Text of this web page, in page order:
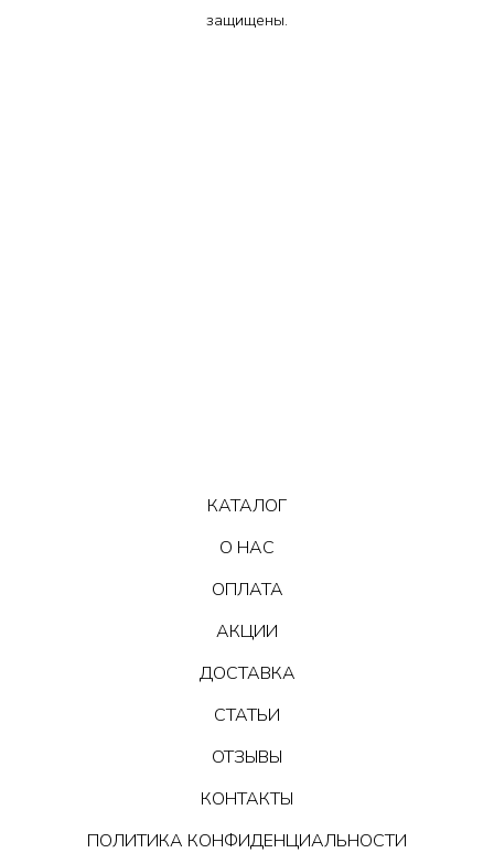
защищены.
КАТАЛОГ
О НАС
ОПЛАТА
АКЦИИ
ДОСТАВКА
СТАТЬИ
ОТЗЫВЫ
КОНТАКТЫ
ПОЛИТИКА КОНФИДЕНЦИАЛЬНОСТИ